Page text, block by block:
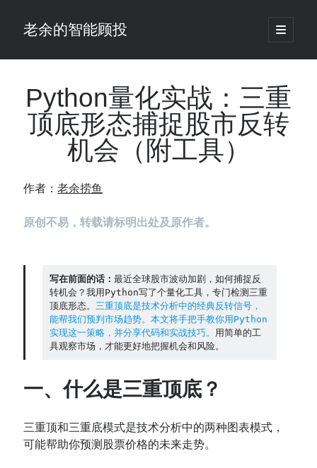
老余的智能顾投
open
primary
Sidebar
最新发表 ：
老余看市：假曙光、核电弹药上膛、AI分化
你的回测曲线越漂亮，我越替你担心：因为历史顺序，正在“倒着”给你
仓位大小背后的数学：为什么胜率40%的策略，能比胜率60%的更赚钱
码）
老余看市：长鑫4万亿，A股却蒸发12.4万亿
普通人的5个常见投资错误，可能让你多干12年才能退休
Contact：
Python量化实战：三重
顶底形态捕捉股市反转
机会（附工具）
作者：老余捞鱼
原创不易，转载请标明出处及原作者。
写在前面的话： 最近全球股市波动加剧，如何捕捉反
转机会？我用Python写了个量化工具，专门检测三重
顶底形态。 三重顶底是技术分析中的经典反转信号，
能帮我们预判市场趋势。本文将手把手教你用Python
实现这一策略，并分享代码和实战技巧。 用简单的工
具观察市场，才能更好地把握机会和风险。
一、什么是三重顶底？
三重顶和三重底模式是技术分析中的两种图表模式，
可能帮助你预测股票价格的未来走势。